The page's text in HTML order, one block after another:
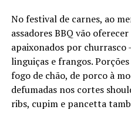
No festival de carnes, ao
assadores BBQ vão
apaixonados por churrasco
linguiças e frangos.
fogo de chão, de porco à
defumadas nos cortes
ribs, cupim e pancetta